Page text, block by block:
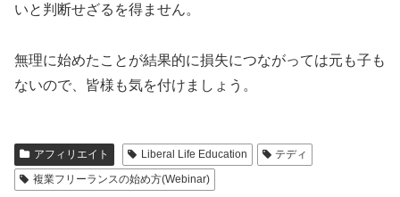
いと判断せざるを得ません。
無理に始めたことが結果的に損失につながっては元も子も
ないので、皆様も気を付けましょう。
アフィリエイト Liberal Life Education
テディ
複業フリーランスの始め方(Webinar)